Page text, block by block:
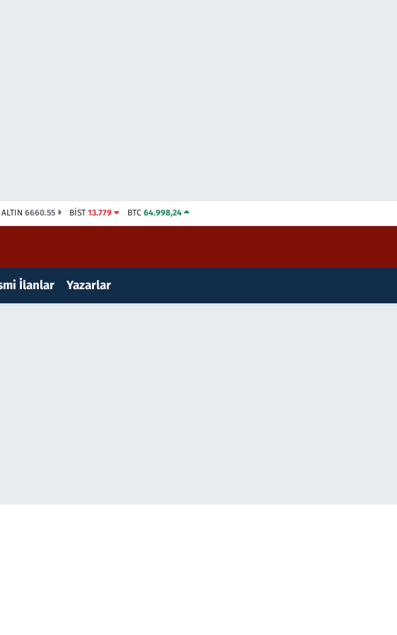
ALTIN 6660.55 BİST13.779 BTC 64.998,24
İlanlar Yazarlar